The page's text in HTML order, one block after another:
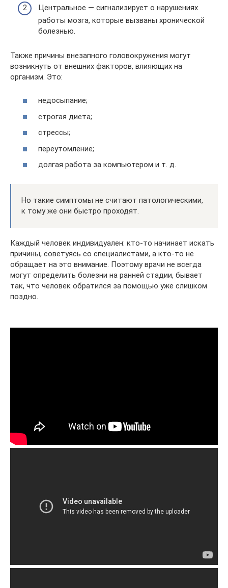
Центральное — сигнализирует о нарушениях
работы мозга, которые вызваны хронической
болезнью.
Также причины внезапного головокружения могут
возникнуть от внешних факторов, влияющих на
организм. Это:
недосыпание;
строгая диета;
стрессы;
переутомление;
долгая работа за компьютером и т. д.
Но такие симптомы не считают патологическими,
к тому же они быстро проходят.
Каждый человек индивидуален: кто-то начинает искать
причины, советуясь со специалистами, а кто-то не
обращает на это внимание. Поэтому врачи не всегда
могут определить болезни на ранней стадии, бывает
так, что человек обратился за помощью уже слишком
поздно.